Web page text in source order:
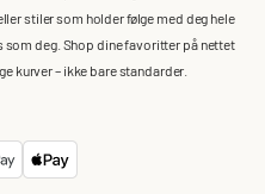
stiler som holder følge med deg hele
deg. Shop dine favoritter på nettet
kurver – ikke bare standarder.